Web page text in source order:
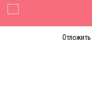
Отложить
Toggle Navigation